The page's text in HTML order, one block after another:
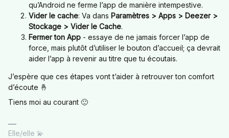
qu’Android ne ferme l’app de manière intempestive.
Vider le cache: Va dans Paramètres > Apps > Deezer >
Stockage > Vider le Cache.
Fermer ton App - essaye de ne jamais forcer l’app de
force, mais plutôt d’utiliser le bouton d’accueil; ça devrait
aider l’app à revenir au titre que tu écoutais.
J’espère que ces étapes vont t’aider à retrouver ton comfort
d’écoute 🤞
Tiens moi au courant 🙂
Elle/elle 💫